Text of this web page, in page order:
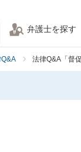
弁護士を探す
法律Q&A「督